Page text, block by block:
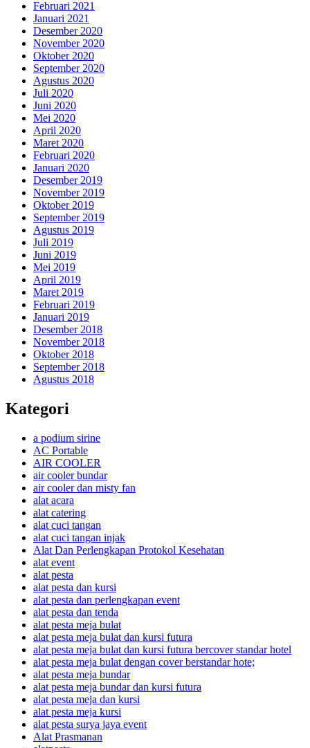
Februari 2021
Januari 2021
Desember 2020
November 2020
Oktober 2020
September 2020
Agustus 2020
Juli 2020
Juni 2020
Mei 2020
April 2020
Maret 2020
Februari 2020
Januari 2020
Desember 2019
November 2019
Oktober 2019
September 2019
Agustus 2019
Juli 2019
Juni 2019
Mei 2019
April 2019
Maret 2019
Februari 2019
Januari 2019
Desember 2018
November 2018
Oktober 2018
September 2018
Agustus 2018
Kategori
a podium sirine
AC Portable
AIR COOLER
air cooler bundar
air cooler dan misty fan
alat acara
alat catering
alat cuci tangan
alat cuci tangan injak
Alat Dan Perlengkapan Protokol Kesehatan
alat event
alat pesta
alat pesta dan kursi
alat pesta dan perlengkapan event
alat pesta dan tenda
alat pesta meja bulat
alat pesta meja bulat dan kursi futura
alat pesta meja bulat dan kursi futura bercover standar hotel
alat pesta meja bulat dengan cover berstandar hote;
alat pesta meja bundar
alat pesta meja bundar dan kursi futura
alat pesta meja dan kursi
alat pesta meja kursi
alat pesta surya jaya event
Alat Prasmanan